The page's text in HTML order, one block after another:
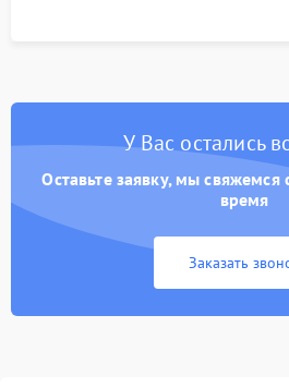
У Вас остались
Оставьте заявку, мы
время
Заказать